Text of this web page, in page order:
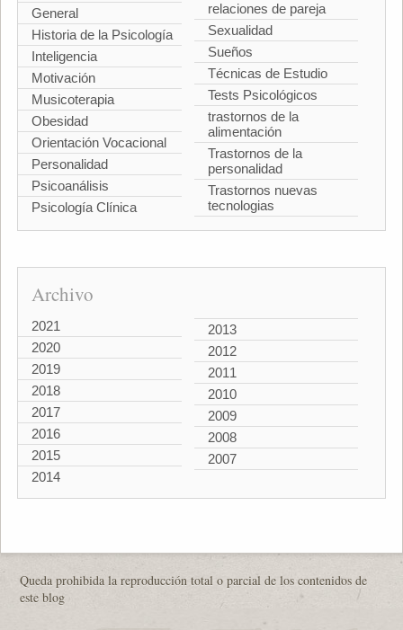
General
Historia de la Psicología
Inteligencia
Motivación
Musicoterapia
Obesidad
Orientación Vocacional
Personalidad
Psicoanálisis
Psicología Clínica
relaciones de pareja
Sexualidad
Sueños
Técnicas de Estudio
Tests Psicológicos
trastornos de la
alimentación
Trastornos de la
personalidad
Trastornos nuevas
tecnologias
Archivo
2021
2020
2019
2018
2017
2016
2015
2014
2013
2012
2011
2010
2009
2008
2007
Queda prohibida la reproducción total o parcial de los contenidos de
este blog